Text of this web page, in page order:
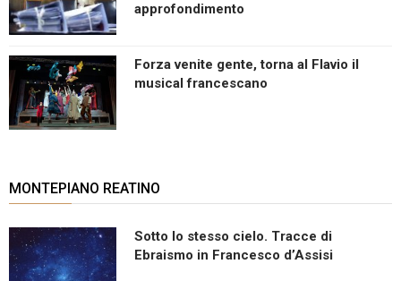
approfondimento
Forza venite gente, torna al Flavio il
musical francescano
MONTEPIANO REATINO
Sotto lo stesso cielo. Tracce di
Ebraismo in Francesco d’Assisi